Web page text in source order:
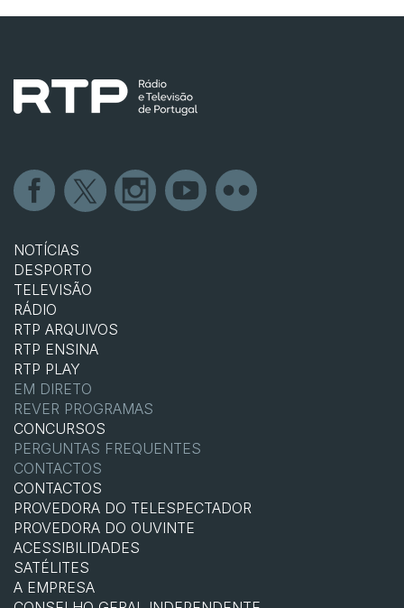
NOTÍCIAS
DESPORTO
TELEVISÃO
RÁDIO
RTP ARQUIVOS
RTP ENSINA
RTP PLAY
EM DIRETO
REVER PROGRAMAS
CONCURSOS
PERGUNTAS FREQUENTES
CONTACTOS
CONTACTOS
PROVEDORA DO TELESPECTADOR
PROVEDORA DO OUVINTE
ACESSIBILIDADES
SATÉLITES
A EMPRESA